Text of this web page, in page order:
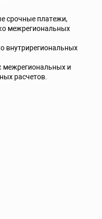
срочные платежи,
межрегиональных
внутрирегиональных
межрегиональных и
расчетов.